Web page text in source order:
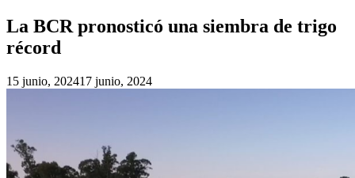
La BCR pronosticó una siembra de trigo
récord
15 junio, 202417 junio, 2024